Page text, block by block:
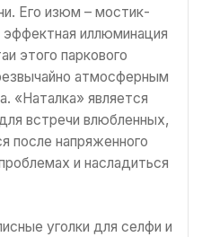
Его изюм – мостик-
иллюминация
этого паркового
атмосферным
«Наталка» является
встречи влюбленных,
после напряженного
и насладиться
уголки для селфи и